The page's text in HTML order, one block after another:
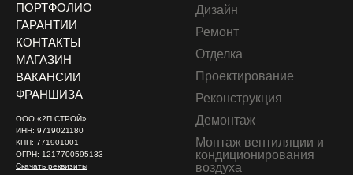
ПОРТФОЛИО
ГАРАНТИИ
КОНТАКТЫ
МАГАЗИН
ВАКАНСИИ
ФРАНШИЗА
ООО «2П СТРОЙ»
ИНН: 9719021180
КПП: 771901001
ОГРН: 1217700595133
Скачать реквизиты
Дизайн
Ремонт
Отделка
Проектирование
Реконструкция
Демонтаж
Монтаж вентиляции и
кондиционирования
воздуха